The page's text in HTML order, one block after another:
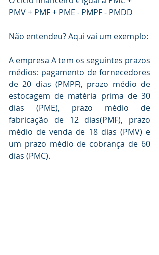
PMV + PMF + PME - PMPF - PMDD
Não entendeu? Aqui vai um exemplo:
A empresa A tem os seguintes prazos
médios: pagamento de fornecedores
de 20 dias (PMPF), prazo médio de
estocagem de matéria prima de 30
dias (PME), prazo médio de
fabricação de 12 dias(PMF), prazo
médio de venda de 18 dias (PMV) e
um prazo médio de cobrança de 60
dias (PMC).